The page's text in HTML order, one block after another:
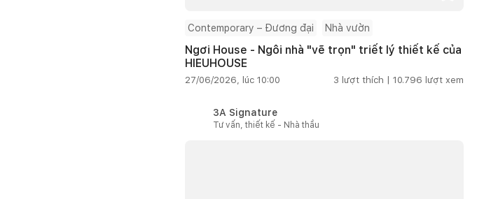
Contemporary – Đương đại Nhà vườn
Ngơi House - Ngôi nhà "vẽ trọn" triết lý thiết kế của
HIEUHOUSE
27/06/2026, lúc 10:00 3 lượt thích | 10.796 lượt xem
3A Signature
Tư vấn, thiết kế - Nhà thầu